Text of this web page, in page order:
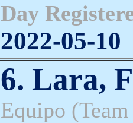
Day
2022-05-10
6. Lara,
Equipo